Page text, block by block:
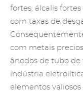
fortes, álcalis
com taxas de
com metais
ânodos de tubo de
indústria
elementos